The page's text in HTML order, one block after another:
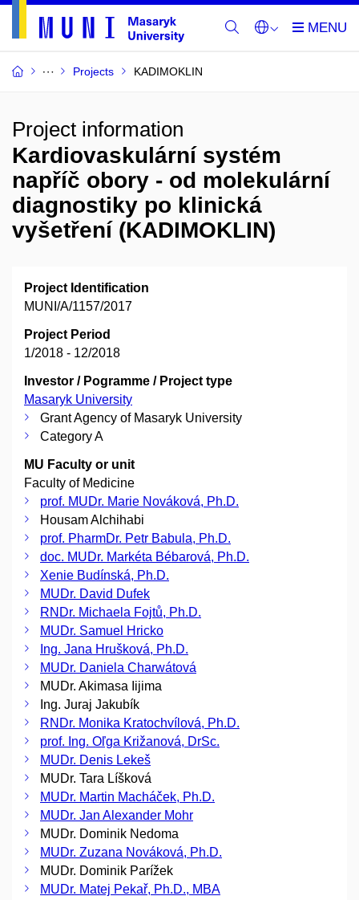
Projects KADIMOKLIN
Project information
Kardiovaskulární systém
napříč obory - od molekulární
diagnostiky po klinická
vyšetření (KADIMOKLIN)
Project Identification
MUNI/A/1157/2017
Project Period
1/2018 - 12/2018
Investor / Pogramme / Project type
Masaryk University
Grant Agency of Masaryk University
Category A
MU Faculty or unit
Faculty of Medicine
prof. MUDr. Marie Nováková, Ph.D.
Housam Alchihabi
prof. PharmDr. Petr Babula, Ph.D.
doc. MUDr. Markéta Bébarová, Ph.D.
Xenie Budínská, Ph.D.
MUDr. David Dufek
RNDr. Michaela Fojtů, Ph.D.
MUDr. Samuel Hricko
Ing. Jana Hrušková, Ph.D.
MUDr. Daniela Charwátová
MUDr. Akimasa Iijima
Ing. Juraj Jakubík
RNDr. Monika Kratochvílová, Ph.D.
prof. Ing. Oľga Križanová, DrSc.
MUDr. Denis Lekeš
MUDr. Tara Líšková
MUDr. Martin Macháček, Ph.D.
MUDr. Jan Alexander Mohr
MUDr. Dominik Nedoma
MUDr. Zuzana Nováková, Ph.D.
MUDr. Dominik Parížek
MUDr. Matej Pekař, Ph.D., MBA